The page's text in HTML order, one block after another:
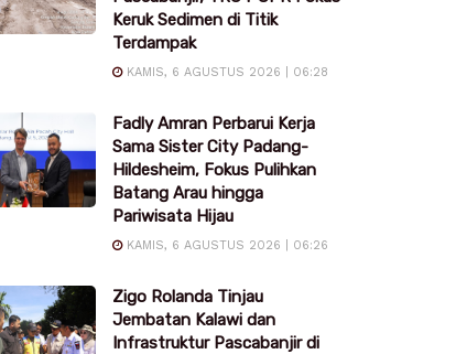
Keruk Sedimen di Titik
Terdampak
KAMIS, 6 AGUSTUS 2026 | 06:28
Fadly Amran Perbarui Kerja
Sama Sister City Padang-
Hildesheim, Fokus Pulihkan
Batang Arau hingga
Pariwisata Hijau
KAMIS, 6 AGUSTUS 2026 | 06:26
Zigo Rolanda Tinjau
Jembatan Kalawi dan
Infrastruktur Pascabanjir di